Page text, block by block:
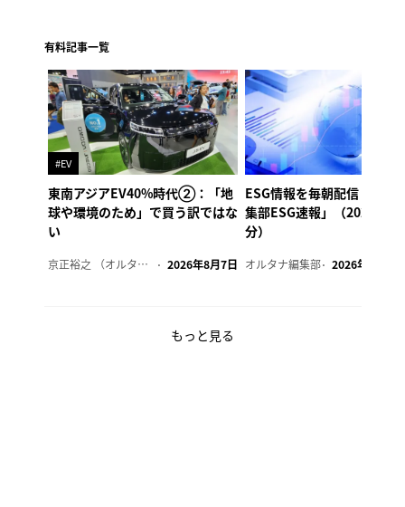
有料記事一覧
#EV
東南アジアEV40%時代②：「地
球や環境のため」で買う訳ではな
い
京正裕之 （オルタナ副編集長） 2026年8月7日
ESG情報を毎朝配信「オル
集部ESG速報」（2026年8
分）
オルタナ編集部 2026年8月7日
もっと見る